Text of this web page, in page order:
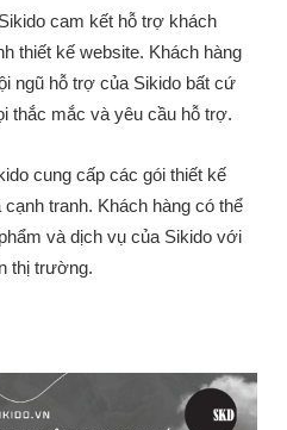
cam kết hỗ trợ khách
thiết kế website. Khách hàng
ngũ hỗ trợ của Sikido bất cứ
thắc mắc và yêu cầu hỗ trợ.
cung cấp các gói thiết kế
tranh. Khách hàng có thể
và dịch vụ của Sikido với
thị trường.